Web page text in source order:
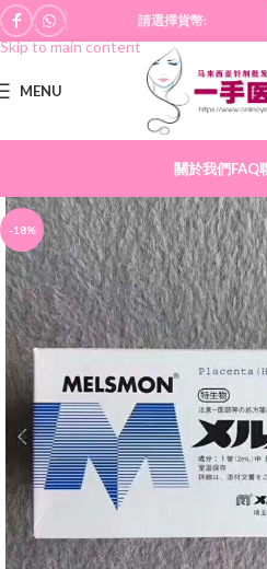
Skip to navigation
Skip to main content
請選擇貨幣:
MENU
關於我們FAQ
-18%